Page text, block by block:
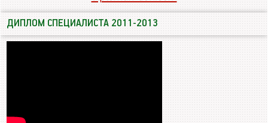
ДИПЛОМ СПЕЦИАЛИСТА 2011-2013